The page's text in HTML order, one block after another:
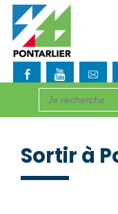
Sortir à